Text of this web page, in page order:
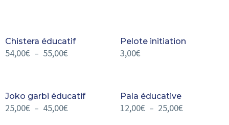
Chistera éducatif
54,00€ – 55,00€
Pelote initiation
3,00€
Joko garbi éducatif
25,00€ – 45,00€
Pala éducative
12,00€ – 25,00€